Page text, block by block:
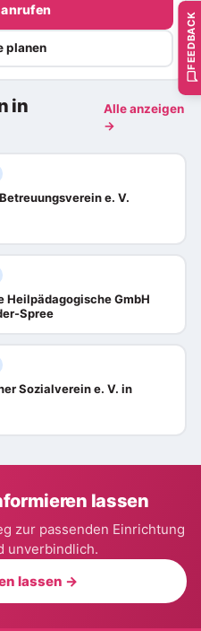
planen
in
Alle anzeigen
→
e. V.
Heilpädagogische GmbH
Spree
Sozialverein e. V. in
lassen
zur passenden Einrichtung
unverbindlich.
lassen →
FEEDBACK